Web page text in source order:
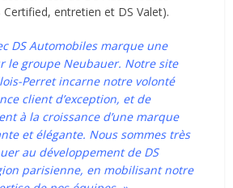
Certified, entretien et DS Valet).
DS Automobiles marque une
le groupe Neubauer. Notre site
Perret incarne notre volonté
client d’exception, et de
à la croissance d’une marque
et élégante. Nous sommes très
au développement de DS
parisienne, en mobilisant notre